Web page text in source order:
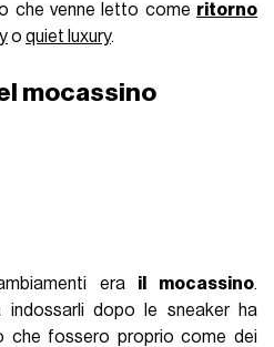
che venne letto come ritorno
oquiet luxury.
mocassino
era il mocassino.
indossarli dopo le sneaker ha
che fossero proprio come dei